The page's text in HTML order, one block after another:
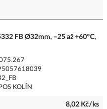
FB Ø32mm, –25 až +60°C,
KOLÍN
8,02 Kč/ks